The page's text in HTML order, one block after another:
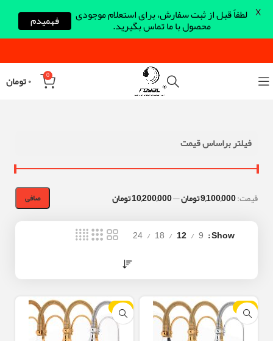
0 ۰تومان
فیلتر براساس قیمت
صافی قيمت:9,100,000 تومان —10,200,000 تومان
Show
9
12
18
24
-23%
-23%
لطفاً قبل از ثبت سفارش، برای استعلام موجودی
محصول با ما تماس بگیرید. فهمیدم X